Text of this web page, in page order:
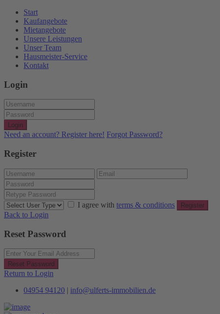
Start
Kaufangebote
Mietangebote
Unsere Leistungen
Unser Team
Hausmeister-Service
Kontakt
Login
Login
Need an account? Register here! Forgot Password?
Register
I agree with terms & conditions Register
Back to Login
Reset Password
Reset Password
Return to Login
04954 94120 | info@ulferts-immobilien.de